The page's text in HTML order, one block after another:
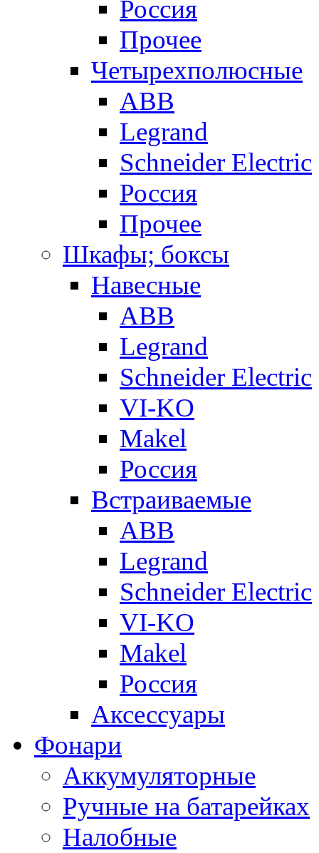
Россия
Прочее
Четырехполюсные
ABB
Legrand
Schneider Electric
Россия
Прочее
Шкафы; боксы
Навесные
ABB
Legrand
Schneider Electric
VI-KO
Makel
Россия
Встраиваемые
ABB
Legrand
Schneider Electric
VI-KO
Makel
Россия
Аксессуары
Фонари
Аккумуляторные
Ручные на батарейках
Налобные